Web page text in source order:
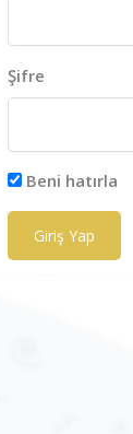
Şifre
Beni hatırla
Giriş Yap